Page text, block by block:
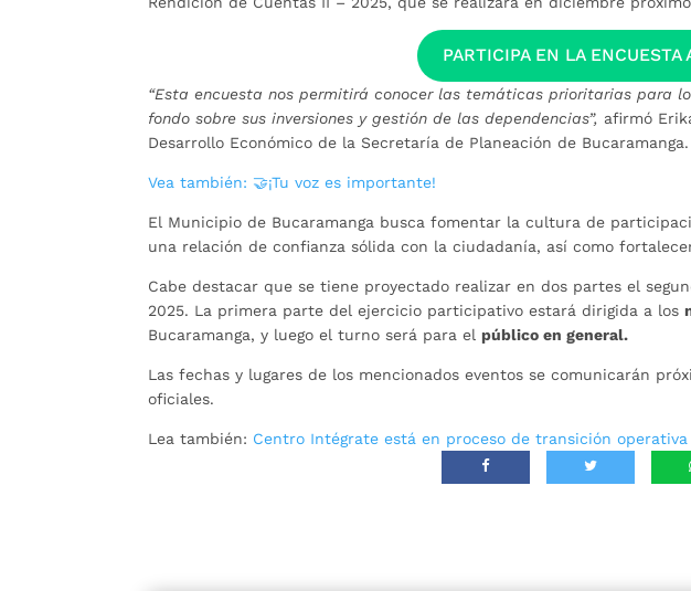
PARTICIPA EN LA ENCUESTA
“Esta encuesta nos permitirá conocer las temáticas prioritarias para
fondo sobre sus inversiones y gestión de las dependencias”, afirmó
Desarrollo Económico de la Secretaría de Planeación de Bucaramanga.
Vea también: 🤝¡Tu voz es importante!
El Municipio de Bucaramanga busca fomentar la cultura de
una relación de confianza sólida con la ciudadanía, así como
Cabe destacar que se tiene proyectado realizar en dos partes el
2025. La primera parte del ejercicio participativo estará dirigida a los
Bucaramanga, y luego el turno será para elpúblico en general.
Las fechas y lugares de los mencionados eventos se comunicarán
oficiales.
Lea también: Centro Intégrate está en proceso de transición operativa